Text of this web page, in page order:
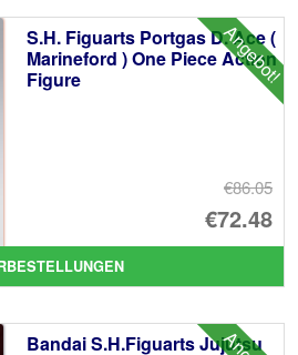
Angebot!
S.H. Figuarts Portgas D. Ace (
Marineford ) One Piece Action
Figure
€86.05
€72.48
Bandai S.H.Figuarts Jujutsu